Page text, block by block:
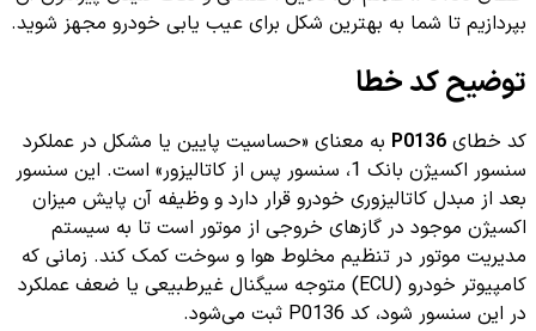
بپردازیم تا شما به بهترین شکل برای عیب یابی خودرو مجهز شوید.
توضیح کد خطا
کد خطای P0136 به معنای «حساسیت پایین یا مشکل در عملکرد
سنسور اکسیژن بانک 1، سنسور پس از کاتالیزور» است. این سنسور
بعد از مبدل کاتالیزوری خودرو قرار دارد و وظیفه آن پایش میزان
اکسیژن موجود در گازهای خروجی از موتور است تا به سیستم
مدیریت موتور در تنظیم مخلوط هوا و سوخت کمک کند. زمانی که
کامپیوتر خودرو (ECU) متوجه سیگنال غیرطبیعی یا ضعف عملکرد
در این سنسور شود، کد P0136 ثبت می‌شود.